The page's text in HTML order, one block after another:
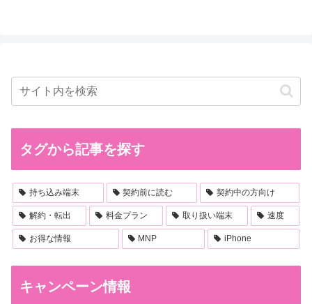
タグから記事を探す
持ち込み端末 契約前に読む 契約中の方向け
解約・転出 料金プラン 取り扱い端末 速度
お得な情報 MNP iPhone
キャンペーン情報